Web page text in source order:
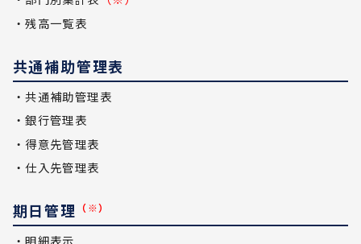
・残高一覧表
共通補助管理表
・共通補助管理表
・銀行管理表
・得意先管理表
・仕入先管理表
期日管理 （※）
・明細表示